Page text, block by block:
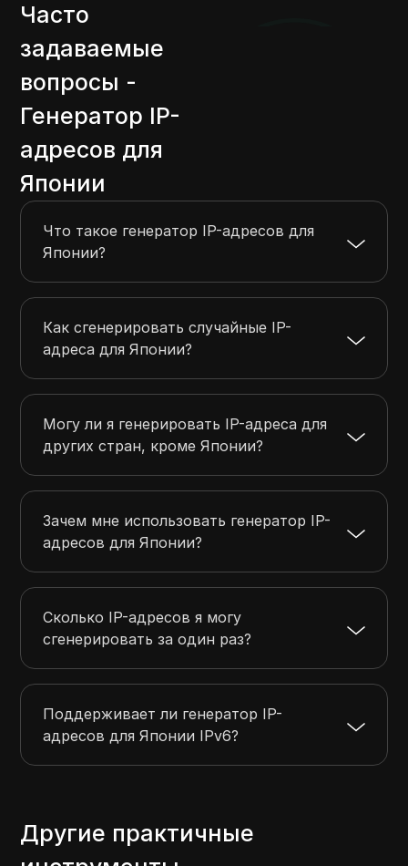
Часто
задаваемые
вопросы -
Генератор IP-
адресов для
Японии
Что такое генератор IP-адресов для
Японии?
Как сгенерировать случайные IP-
адреса для Японии?
Могу ли я генерировать IP-адреса для
других стран, кроме Японии?
Зачем мне использовать генератор IP-
адресов для Японии?
Сколько IP-адресов я могу
сгенерировать за один раз?
Поддерживает ли генератор IP-
адресов для Японии IPv6?
Другие практичные